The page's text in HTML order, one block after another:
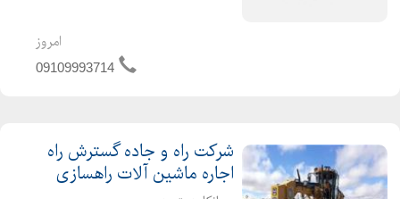
انجام میدم انجام کلیه نماهای ساده وامروز
09109993714
شرکت راه و جاده گسترش راه
اجاره ماشین آلات راهسازی